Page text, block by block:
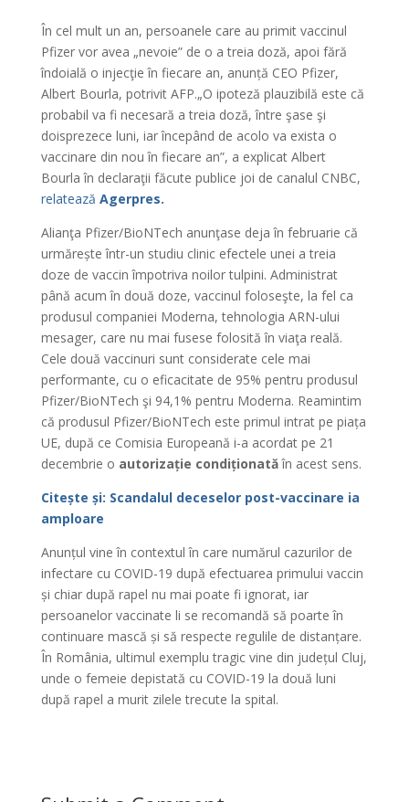
În cel mult un an, persoanele care au primit vaccinul
Pfizer vor avea „nevoie” de o a treia doză, apoi fără
îndoială o injecţie în fiecare an, anunță CEO Pfizer,
Albert Bourla, potrivit AFP.„O ipoteză plauzibilă este că
probabil va fi necesară a treia doză, între şase şi
doisprezece luni, iar începând de acolo va exista o
vaccinare din nou în fiecare an”, a explicat Albert
Bourla în declaraţii făcute publice joi de canalul CNBC,
relatează Agerpres.
Alianţa Pfizer/BioNTech anunţase deja în februarie că
urmărește într-un studiu clinic efectele unei a treia
doze de vaccin împotriva noilor tulpini. Administrat
până acum în două doze, vaccinul foloseşte, la fel ca
produsul companiei Moderna, tehnologia ARN-ului
mesager, care nu mai fusese folosită în viaţa reală.
Cele două vaccinuri sunt considerate cele mai
performante, cu o eficacitate de 95% pentru produsul
Pfizer/BioNTech şi 94,1% pentru Moderna. Reamintim
că produsul Pfizer/BioNTech este primul intrat pe piața
UE, după ce Comisia Europeană i-a acordat pe 21
decembrie o autorizație condiționatăîn acest sens.
Citește și: Scandalul deceselor post-vaccinare ia
amploare
Anunțul vine în contextul în care numărul cazurilor de
infectare cu COVID-19 după efectuarea primului vaccin
și chiar după rapel nu mai poate fi ignorat, iar
persoanelor vaccinate li se recomandă să poarte în
continuare mască și să respecte regulile de distanțare.
În România, ultimul exemplu tragic vine din județul Cluj,
unde o femeie depistată cu COVID-19 la două luni
după rapel a murit zilele trecute la spital.